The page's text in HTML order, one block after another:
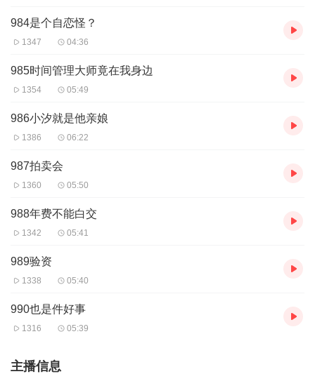
984是个自恋怪？
1347 04:36
985时间管理大师竟在我身边
1354 05:49
986小汐就是他亲娘
1386 06:22
987拍卖会
1360 05:50
988年费不能白交
1342 05:41
989验资
1338 05:40
990也是件好事
1316 05:39
主播信息